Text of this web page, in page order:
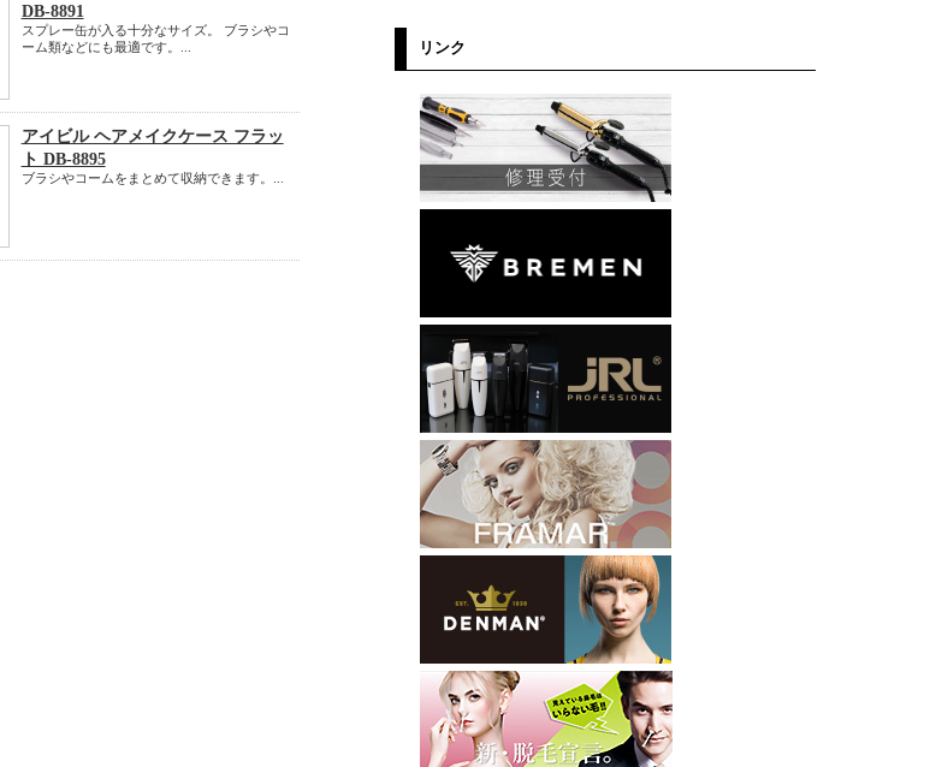
DB-8891
スプレー缶が入る十分なサイズ。 ブラシやコ
ーム類などにも最適です。...
アイビル ヘアメイクケース フラッ
ト DB-8895
ブラシやコームをまとめて収納できます。...
リンク